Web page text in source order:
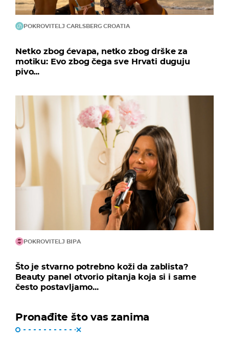
POKROVITELJ CARLSBERG CROATIA
Netko zbog ćevapa, netko zbog drške za
motiku: Evo zbog čega sve Hrvati duguju
pivo...
POKROVITELJ BIPA
Što je stvarno potrebno koži da zablista?
Beauty panel otvorio pitanja koja si i same
često postavljamo...
Pronađite što vas zanima